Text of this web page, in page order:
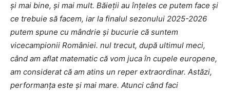
și mai bine, și mai mult. Băieții au înțeles ce putem face și
ce trebuie să facem, iar la finalul sezonului 2025-2026
putem spune cu mândrie și bucurie că suntem
vicecampionii României. nul trecut, după ultimul meci,
când am aflat matematic că vom juca în cupele europene,
am considerat că am atins un reper extraordinar. Astăzi,
performanța este și mai mare. Atunci când faci